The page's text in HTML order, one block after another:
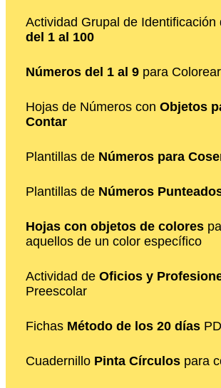
Actividad Grupal de Identificación
del 1 al 100
Números del 1 al 9 para
Hojas de Números con Objetos
Contar
Plantillas de Números para
Plantillas de Números
Hojas con objetos de colores
aquellos de un color específico
Actividad de Oficios y
Preescolar
Fichas Método de los 20 días
Cuadernillo Pinta Círculos para